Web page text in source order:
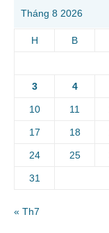
Tháng 8 2026
H B
3 4
10 11
17 18
24 25
31
« Th7